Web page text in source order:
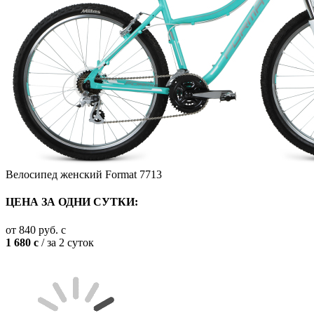
Велосипед женский Format 7713
ЦЕНА ЗА ОДНИ СУТКИ:
от 840 руб. c
1 680 c / за 2 суток